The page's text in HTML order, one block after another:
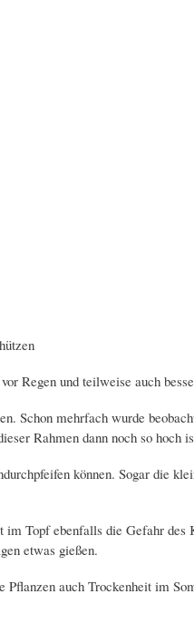
Regen und teilweise auch
Schon mehrfach wurde
Rahmen dann noch so
können. Sogar die
Topf ebenfalls die Gefahr
etwas gießen.
auch Trockenheit im